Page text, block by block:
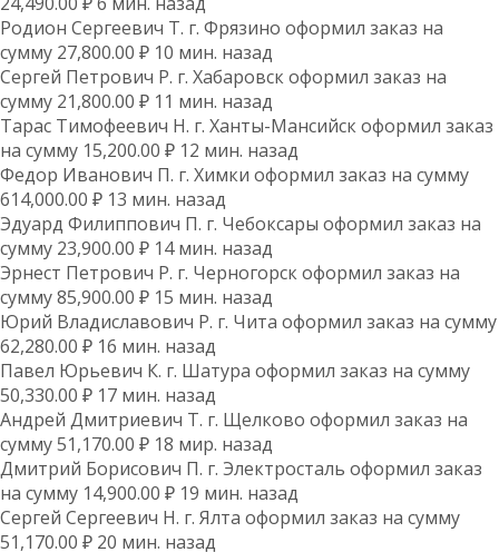
Родион Сергеевич Т. г. Фрязино оформил заказ на
сумму 27,800.00 ₽ 10 мин. назад
Сергей Петрович Р. г. Хабаровск оформил заказ на
сумму 21,800.00 ₽ 11 мин. назад
Тарас Тимофеевич Н. г. Ханты-Мансийск оформил заказ
на сумму 15,200.00 ₽ 12 мин. назад
Федор Иванович П. г. Химки оформил заказ на сумму
614,000.00 ₽ 13 мин. назад
Эдуард Филиппович П. г. Чебоксары оформил заказ на
сумму 23,900.00 ₽ 14 мин. назад
Эрнест Петрович Р. г. Черногорск оформил заказ на
сумму 85,900.00 ₽ 15 мин. назад
Юрий Владиславович Р. г. Чита оформил заказ на сумму
62,280.00 ₽ 16 мин. назад
Павел Юрьевич К. г. Шатура оформил заказ на сумму
50,330.00 ₽ 17 мин. назад
Андрей Дмитриевич Т. г. Щелково оформил заказ на
сумму 51,170.00 ₽ 18 мир. назад
Дмитрий Борисович П. г. Электросталь оформил заказ
на сумму 14,900.00 ₽ 19 мин. назад
Сергей Сергеевич Н. г. Ялта оформил заказ на сумму
51,170.00 ₽ 20 мин. назад